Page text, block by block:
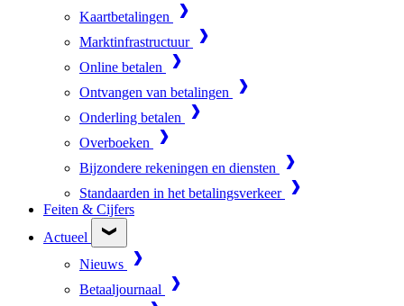
Kaartbetalingen
Marktinfrastructuur
Online betalen
Ontvangen van betalingen
Onderling betalen
Overboeken
Bijzondere rekeningen en diensten
Standaarden in het betalingsverkeer
Feiten & Cijfers
Actueel
Nieuws
Betaaljournaal